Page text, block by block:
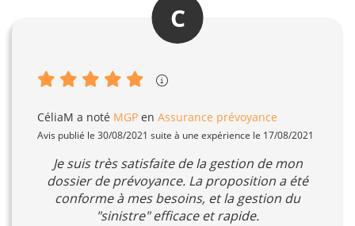
C
CéliaM a noté MGP en Assurance prévoyance
Avis publié le 30/08/2021 suite à une expérience le 17/08/2021
Je suis très satisfaite de la gestion de mon
dossier de prévoyance. La proposition a été
conforme à mes besoins, et la gestion du
"sinistre" efficace et rapide.